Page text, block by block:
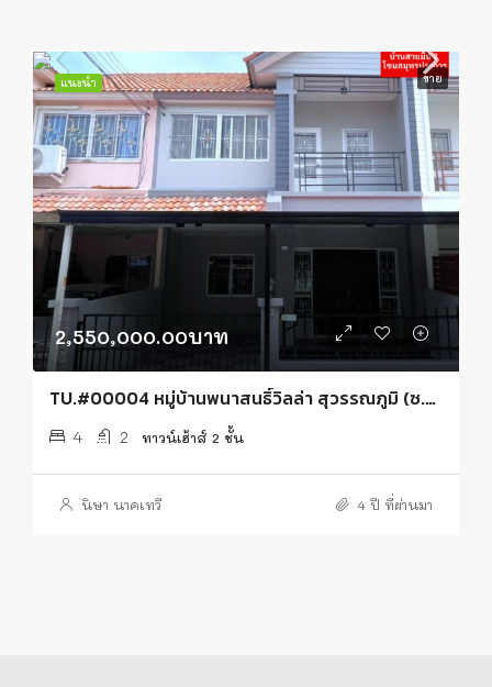
แนะนำ ขาย
2,550,000.00บาท
TU.#00004 หมู่บ้านพนาสนธิ์วิลล่า สุวรรณภูมิ (ซ.จตุรมิตร 9)
4 2 ทาวน์เฮ้าส์ 2 ชั้น
นิษา นาคเทวี 4 ปี ที่ผ่านมา